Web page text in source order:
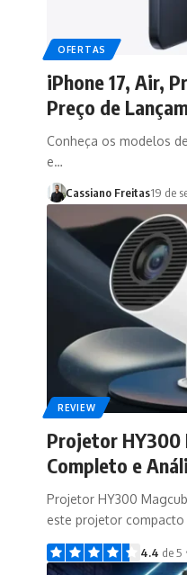
OFERTAS
iPhone 17, Air,
Preço de
Conheça os modelos
e…
Cassiano Freitas19 de
REVIEW
Projetor HY300
Completo e
Projetor HY300
este projetor
4.4 de 5